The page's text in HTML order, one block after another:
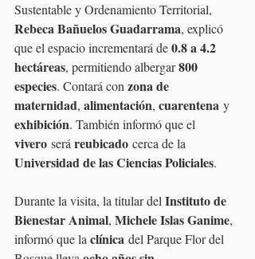
Sustentable y Ordenamiento Territorial,
Rebeca Bañuelos Guadarrama, explicó
que el espacio incrementará de 0.8 a 4.2
hectáreas, permitiendo albergar 800
especies. Contará con zona de
maternidad, alimentación, cuarentena y
exhibición. También informó que el
vivero será reubicado cerca de la
Universidad de las Ciencias Policiales.
Durante la visita, la titular del Instituto de
Bienestar Animal, Michele Islas Ganime,
informó que la clínica del Parque Flor del